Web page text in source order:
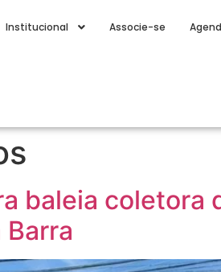
Institucional Associe-se
baleia coletora